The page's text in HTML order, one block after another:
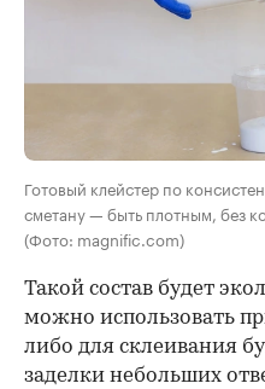
Готовый клейстер по
сметану — быть плотным, без
(Фото: magnific.com)
Такой состав будет
можно использовать
либо для склеивания
заделки небольших